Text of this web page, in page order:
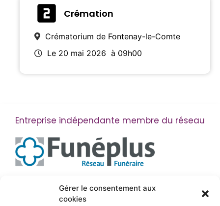
Gérer le consentement aux
cookies
Crémation
Crématorium de Fontenay-le-Comte
Le 20 mai 2026 à 09h00
Entreprise indépendante membre du réseau
Suivez-nous